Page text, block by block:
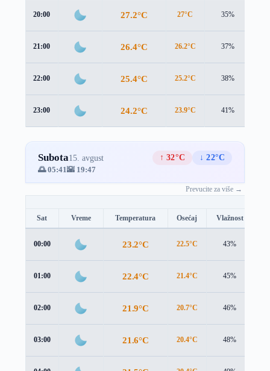
20:00 27.2°C 27°C 35%
21:00 26.4°C 26.2°C 37%
22:00 25.4°C 25.2°C 38%
23:00 24.2°C 23.9°C 41%
Subota15. avgust ↑ 32°C
↓ 22°C
🌅 05:41🌇 19:47
Prevucite za više →
Sat Vreme Temperatura Osećaj Vlažnost
00:00 23.2°C 22.5°C 43%
01:00 22.4°C 21.4°C 45%
02:00 21.9°C 20.7°C 46%
03:00 21.6°C 20.4°C 48%